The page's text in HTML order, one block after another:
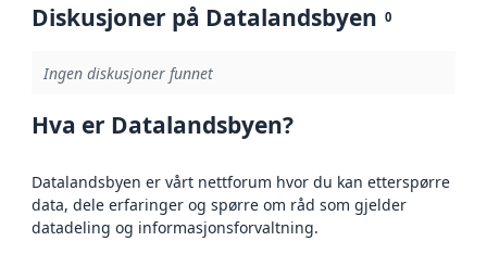
Diskusjoner på Datalandsbyen 0
Ingen diskusjoner funnet
Hva er Datalandsbyen?
Datalandsbyen er vårt nettforum hvor du kan etterspørre
data, dele erfaringer og spørre om råd som gjelder
datadeling og informasjonsforvaltning.